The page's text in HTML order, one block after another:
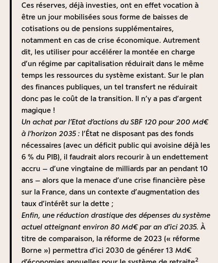
Si cet épisode historique illustre la facilité financière à
opérer une transition de la capitalisation vers la
répartition – les cotisations initialement destinées à
constituer l’épargne retraite des assurés étant
simplement réaffectées au financement immédiat des
pensions –, l’opération inverse s’avère bien plus
complexe, car une contrainte majeure s’impose :
l’impossibilité de faire cotiser les actifs deux fois – à la
fois pour financer leur propre retraite future et pour
assurer celle des retraités qui doivent continuer à
toucher leur pension. C’est pourquoi, bien qu’un
financement par capitalisation ait été envisagé dans la
continuité de la ROP et des lois sur les assurances
sociales, les fondateurs du régime général de la
Sécurité sociale, institué en 1945, optèrent finalement
pour un fonctionnement par répartition, qui perdure
encore aujourd’hui. Historiquement, la répartition n’est
donc pas tant le produit d’un choix de société – celui
d’une solidarité bienvenue entre les générations –
que le fruit d’une nécessité – celle de continuer à
payer des pensions.
de la retraite par capitalisation au début du XXe siècle,
comme le rappelle Eric Weil. Plus près de nous,
Dominique Strauss-Kahn et Denis Kessler ne disaient
pas autre chose au début des années 1980, en
affirmant, au terme d’une analyse serrée : « le
développement important de la capitalisation
collective aurait des effets favorables sur la
distribution des fortunes » 3.
C’est pourquoi, compte tenu de l’évolution
démographique des prochaines décennies, personne
ne songerait sérieusement à mettre en place
aujourd’hui un système par répartition pure si l’on
devait partir d’une feuille blanche. Un gouvernement
avisé et instruit par les meilleurs travaux
académiques4 mettrait en place un système à deux
piliers, le mieux à même de mutualiser des risques
assez fortement décorrélés (risques démographiques
et politiques pour la répartition, risque financier pour
la capitalisation).
Au total, donc, les rafistolages de la répartition, aussi
nécessaires soient-ils, ne permettront pas d’échapper
à la règle mathématique qui veut que le
« rendement » des cotisations au système par
Ces réserves, déjà investies, ont en effet vocation à
être un jour mobilisées sous forme de baisses de
cotisations ou de pensions supplémentaires,
notamment en cas de crise économique. Autrement
dit, les utiliser pour accélérer la montée en charge
d’un régime par capitalisation réduirait dans le même
temps les ressources du système existant. Sur le plan
des finances publiques, un tel transfert ne réduirait
donc pas le coût de la transition. Il n’y a pas d’argent
magique !
Un achat par l’Etat d’actions du SBF 120 pour 200 Md€
à l’horizon 2035 : l’État ne disposant pas des fonds
nécessaires (avec un déficit public qui avoisine déjà les
6 % du PIB), il faudrait alors recourir à un endettement
accru – d’une vingtaine de milliards par an pendant 10
ans – alors que la menace d’une crise financière pèse
sur la France, dans un contexte d’augmentation des
taux d’intérêt sur la dette ;
Enfin, une réduction drastique des dépenses du système
actuel atteignant environ 80 Md€ par an d’ici 2035. À
titre de comparaison, la réforme de 2023 (« réforme
Borne ») permettra d’ici 2030 de générer 13 Md€
2